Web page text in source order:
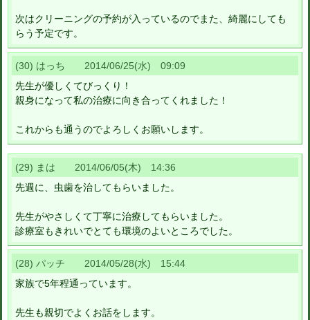
次はクリーニングの予約が入っているのでまた、綺麗にしても
らう予定です。
(30) はっち 2014/06/25(水) 09:09
先生が優しくてびっくり！
親身になって私の治療に向き合ってくれました！
これからも通うのでよろしくお願いします。
(29) まは 2014/06/05(木) 14:36
先週に、虫歯を治してもらいました。
先生がやさしくて丁寧に治療してもらいました。
診療室もきれいでとても環境のよいところでした。
(28) パッチ 2014/05/28(水) 15:44
家族で5年程通っています。
先生も親切でよくお話をします。